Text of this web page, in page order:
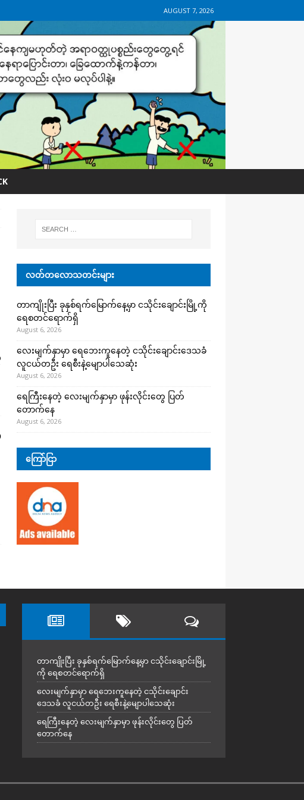
AUGUST 7, 2026
လတ်တလောသတင်းများ
တာကျိုးပြီး ခုနှစ်ရက်မြောက်နေ့မှာ ငသိုင်းချောင်းမြို့ကို
ရေစတင်ရောက်ရှိ
August 6, 2026
လေးမျက်နှာမှာ ရေဘေးကူနေတဲ့ ငသိုင်းချောင်းဒေသခံ
လူငယ်တဦး ရေစီးနဲ့မျောပါသေဆုံး
August 6, 2026
ရေကြီးနေတဲ့ လေးမျက်နှာမှာ ဖုန်းလိုင်းတွေ ပြတ်
တောက်နေ
August 6, 2026
ကြော်ငြာ
တာကျိုးပြီး ခုနှစ်ရက်မြောက်နေ့မှာ ငသိုင်းချောင်းမြို့
ကို ရေစတင်ရောက်ရှိ
လေးမျက်နှာမှာ ရေဘေးကူနေတဲ့ ငသိုင်းချောင်း
ဒေသခံ လူငယ်တဦး ရေစီးနဲ့မျောပါသေဆုံး
ရေကြီးနေတဲ့ လေးမျက်နှာမှာ ဖုန်းလိုင်းတွေ ပြတ်
တောက်နေ